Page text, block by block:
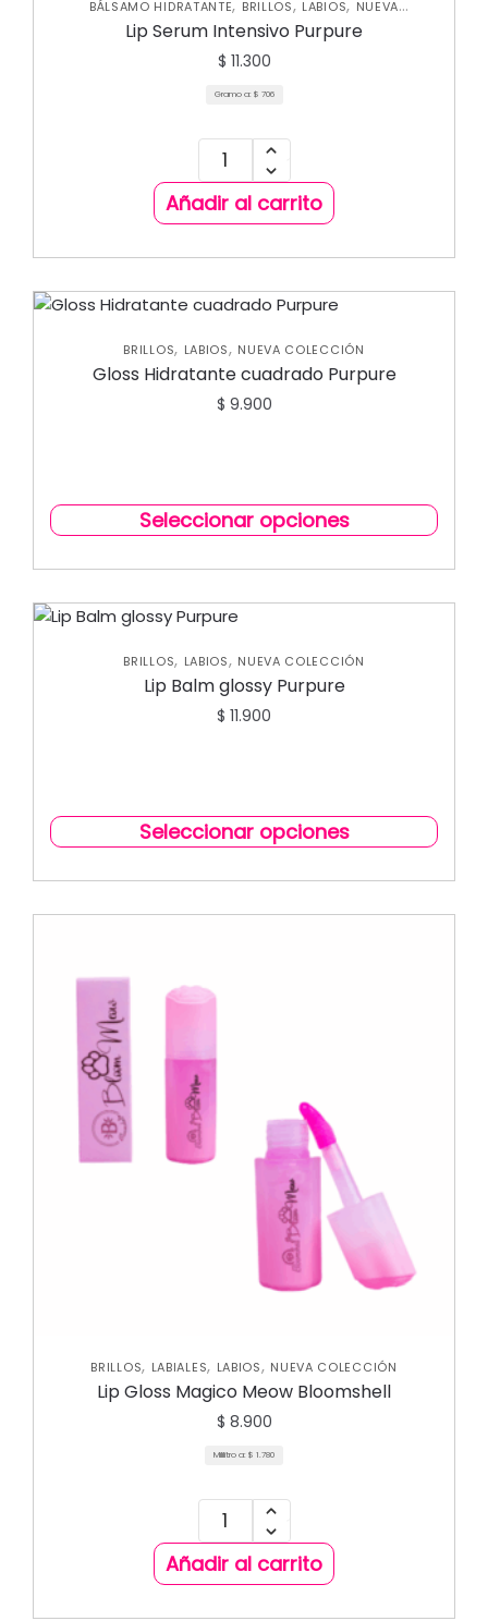
BÁLSAMO HIDRATANTE, BRILLOS, LABIOS, NUEVA
COLECCIÓN
Lip Serum Intensivo Purpure
$ 11.300
Gramo a: $ 706
Añadir al carrito
BRILLOS, LABIOS, NUEVA COLECCIÓN
Gloss Hidratante cuadrado Purpure
$ 9.900
Seleccionar opciones
BRILLOS, LABIOS, NUEVA COLECCIÓN
Lip Balm glossy Purpure
$ 11.900
Seleccionar opciones
BRILLOS, LABIALES, LABIOS, NUEVA COLECCIÓN
Lip Gloss Magico Meow Bloomshell
$ 8.900
Mililitro a: $ 1.780
Añadir al carrito